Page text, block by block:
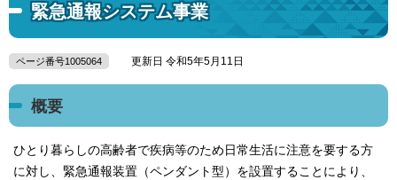
緊急通報システム事業
ページ番号1005064 更新日 令和5年5月11日
概要
ひとり暮らしの高齢者で疾病等のため日常生活に注意を要する方
に対し、緊急通報装置（ペンダント型）を設置することにより、